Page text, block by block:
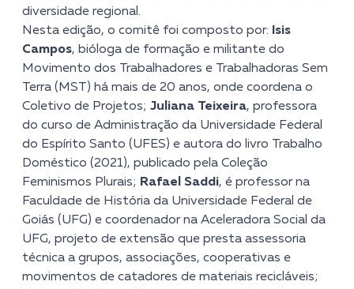
diversidade regional.
Nesta edição, o comitê foi composto por: Isis
Campos, bióloga de formação e militante do
Movimento dos Trabalhadores e Trabalhadoras Sem
Terra (MST) há mais de 20 anos, onde coordena o
Coletivo de Projetos; Juliana Teixeira, professora
do curso de Administração da Universidade Federal
do Espírito Santo (UFES) e autora do livro Trabalho
Doméstico (2021), publicado pela Coleção
Feminismos Plurais; Rafael Saddi, é professor na
Faculdade de História da Universidade Federal de
Goiás (UFG) e coordenador na Aceleradora Social da
UFG, projeto de extensão que presta assessoria
técnica a grupos, associações, cooperativas e
movimentos de catadores de materiais recicláveis;